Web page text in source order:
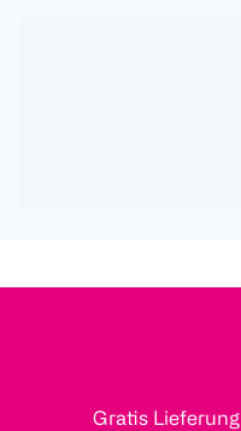
Gratis Lieferung